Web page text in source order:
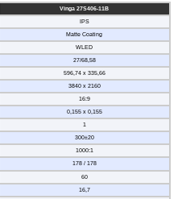
Vinga 27S406-11B
IPS
Matte Coating
WLED
27/68,58
596,74 х 335,66
3840 х 2160
16:9
0,155 х 0,155
1
300±20
1000:1
178 / 178
60
16,7